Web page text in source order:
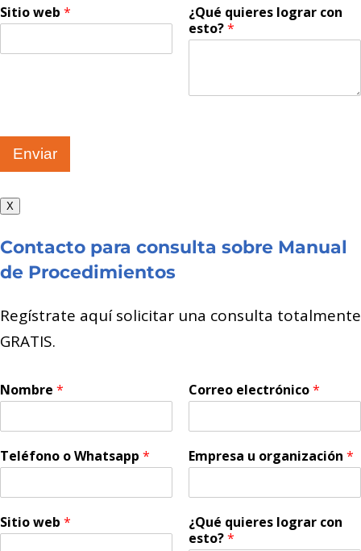
Sitio web *
¿Qué quieres lograr con
esto?*
Enviar
X
Contacto para consulta sobre Manual
de Procedimientos
Regístrate aquí solicitar una consulta totalmente
GRATIS.
Nombre * Correo electrónico*
Teléfono o Whatsapp * Empresa u organización *
Sitio web *
¿Qué quieres lograr con
esto?*